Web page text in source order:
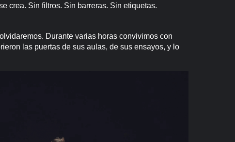
crea. Sin filtros. Sin barreras. Sin etiquetas.
Durante varias horas convivimos con
las puertas de sus aulas, de sus ensayos, y lo